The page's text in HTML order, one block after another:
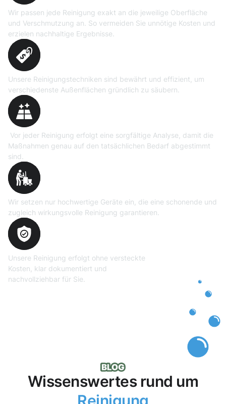
Wir passen jede Reinigung exakt an die jeweilige Oberfläche
und Verschmutzung an. So vermeiden Sie unnötige Kosten und
erzielen nachhaltige Ergebnisse.
Unsere Reinigungstechniken sind bewährt und effizient, um
verschiedenste Außenflächen gründlich zu säubern.
Vor jeder Reinigung erfolgt eine sorgfältige Analyse, damit die
Maßnahmen genau auf den tatsächlichen Bedarf abgestimmt
sind.
Wir setzen nur hochwertige Geräte ein, die eine schonende und
zugleich wirkungsvolle Reinigung garantieren.
Unsere Reinigung erfolgt ohne versteckte
Kosten, klar dokumentiert und
nachvollziehbar für Sie.
Wissenswertes rund um
Reinigung